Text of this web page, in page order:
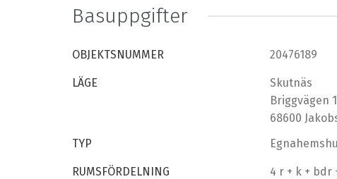
Basuppgifter
OBJEKTSNUMMER 20476189
LÄGE
Skutnäs
Briggvägen
68600
TYP
RUMSFÖRDELNING 4 r + k + bdr